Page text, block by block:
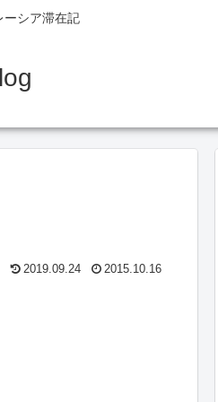
ーシア滞在記
2019.09.24 2015.10.16